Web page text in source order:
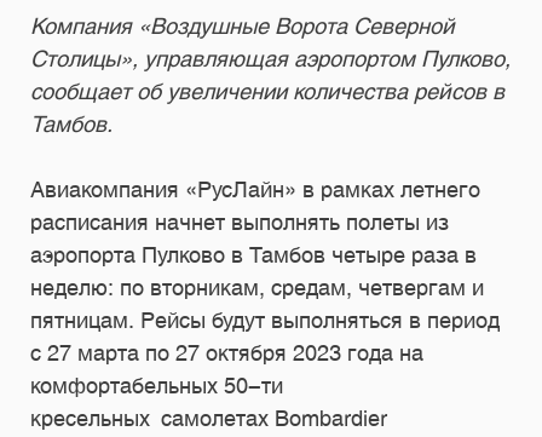
Компания «Воздушные Ворота Северной
Столицы», управляющая аэропортом Пулково,
сообщает об увеличении количества рейсов в
Тамбов.
Авиакомпания «РусЛайн» в рамках летнего
расписания начнет выполнять полеты из
аэропорта Пулково в Тамбов четыре раза в
неделю: по вторникам, средам, четвергам и
пятницам. Рейсы будут выполняться в период
с 27 марта по 27 октября 2023 года на
комфортабельных 50-ти
кресельных самолетах Bombardier